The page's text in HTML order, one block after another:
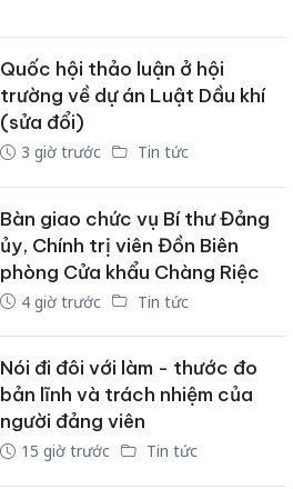
Quốc hội thảo luận ở hội
trường về dự án Luật Dầu khí
(sửa đổi)
3 giờ trước Tin tức
Bàn giao chức vụ Bí thư Đảng
ủy, Chính trị viên Đồn Biên
phòng Cửa khẩu Chàng Riệc
4 giờ trước Tin tức
Nói đi đôi với làm - thước đo
bản lĩnh và trách nhiệm của
người đảng viên
15 giờ trước Tin tức